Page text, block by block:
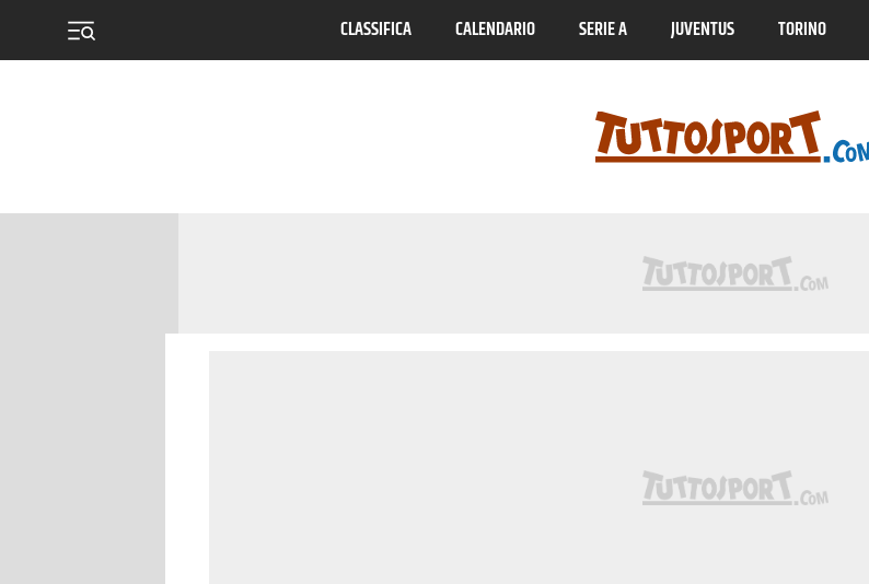
CLASSIFICA CALENDARIO SERIE A JUVENTUS TORINO